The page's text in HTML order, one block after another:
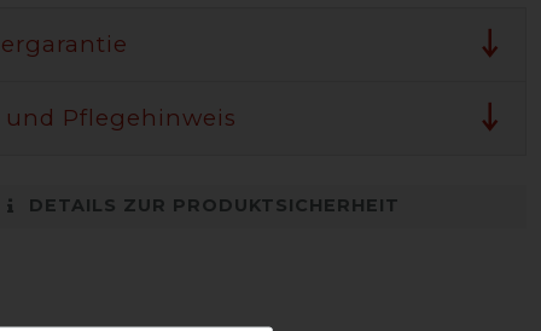
und Pflegehinweis
DETAILS ZUR PRODUKTSICHERHEIT